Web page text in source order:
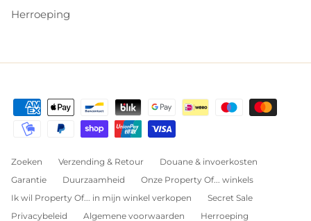
Herroeping
Zoeken Verzending & Retour
Douane & invoerkosten
Garantie
Duurzaamheid
Onze Property Of... winkels
Ik wil Property Of... in mijn winkel verkopen
Secret Sale
Privacybeleid
Algemene voorwaarden Herroeping